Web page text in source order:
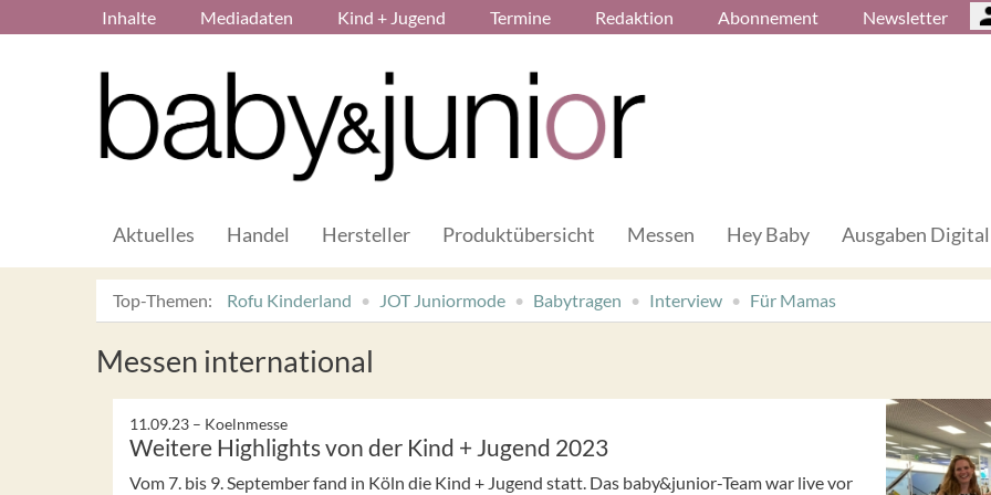
Inhalte Mediadaten Kind + Jugend Termine Redaktion Abonnement Newsletter
Aktuelles Handel Hersteller Produktübersicht Messen Hey Baby Ausgaben Digital
Top-Themen: Rofu Kinderland JOT Juniormode Babytragen Interview Für Mamas
Messen international
11.09.23 – Koelnmesse
Weitere Highlights von der Kind + Jugend 2023
Vom 7. bis 9. September fand in Köln die Kind + Jugend statt. Das baby&junior-Team war live vor